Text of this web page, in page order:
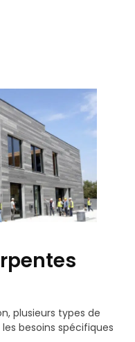
plusieurs types de
besoins spécifiques